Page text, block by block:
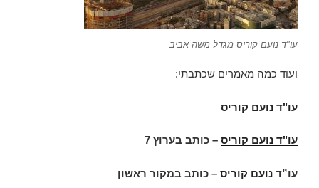
עו"ד נועם קוריס מגדל משה אביב
ועוד כמה מאמרים שכתבתי:
עו"ד נועם קוריס
עו"ד נועם קוריס – כותב בערוץ 7
עו”ד נועם קוריס – כותב במקור ראשון